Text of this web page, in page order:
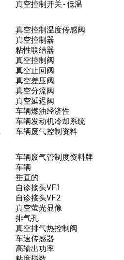
真空控制开关-低温
空控制温度传感阀
空控制器
性联结器
空控制阀
空止回阀
空差压阀
空分流阀
空延迟阀
燃油经济性
辆发动机冷却系统
辆废气控制资料
辆废气管制度资料牌
车辆
直的
诊接头VF1
诊接头VF2
空萤光显像
气孔
空排气热控制阀
车速传感器
输出功率